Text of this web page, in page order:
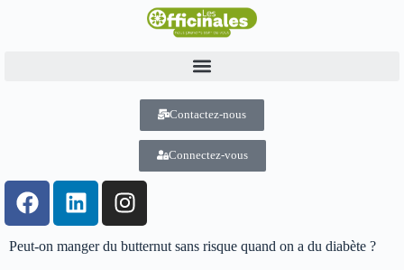
Contactez-nous
Connectez-vous
Peut-on manger du butternut sans risque quand on a du diabète ?